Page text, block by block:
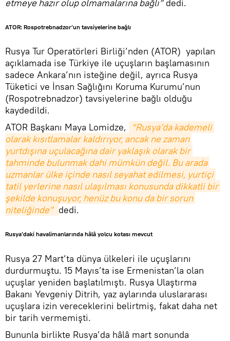
etmeye hazır olup olmamalarına bağlı”dedi.
ATOR: Rospotrebnadzor’un tavsiyelerine bağlı
Rusya Tur Operatörleri Birliği’nden (ATOR) yapılan
açıklamada ise Türkiye ile uçuşların başlamasının
sadece Ankara’nın isteğine değil, ayrıca Rusya
Tüketici ve İnsan Sağlığını Koruma Kurumu’nun
(Rospotrebnadzor) tavsiyelerine bağlı olduğu
kaydedildi.
ATOR Başkanı Maya Lomidze,
“Rusya’da kademeli
olarak kısıtlamalar kaldırıyor, ancak ne zaman
yurtdışına uçulacağına dair yaklaşık olarak bir
tahminde bulunmak dahi mümkün değil. Bu arada
uzmanlar ülke içinde nasıl seyahat edilmesi, yurtiçi
tatil yerlerine nasıl ulaşılması konusunda dikkatli bir
şekilde konuşuyor, henüz bu konu da bir sorun
niteliğinde” dedi.
Rusya’daki havalimanlarında hâlâ yolcu kotası mevcut
Rusya 27 Mart’ta dünya ülkeleri ile uçuşlarını
durdurmuştu. 15 Mayıs’ta ise Ermenistan’la olan
uçuşlar yeniden başlatılmıştı. Rusya Ulaştırma
Bakanı Yevgeniy Ditrih, yaz aylarında uluslararası
uçuşlara izin vereceklerini belirtmiş, fakat daha net
bir tarih vermemişti.
Bununla birlikte Rusya’da hâlâ mart sonunda